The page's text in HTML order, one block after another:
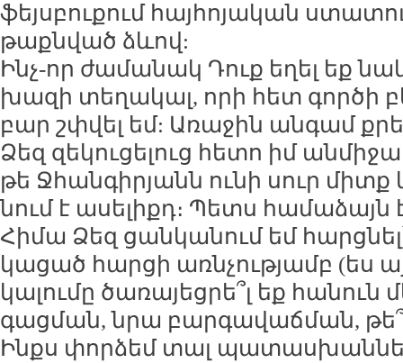
ֆեյս­բու­քում հայ­հո­յա­կան
թաքն­ված ձևով:
Ինչ-որ ժա­մա­նակ Դուք ե­ղել եք
խա­զի տե­ղա­կալ, ո­րի հետ գոր­ծի
բար շփ­վել եմ: Ա­ռա­ջին ան­գամ
Ձեզ զե­կու­ցե­լուց հե­տո իմ
թե Ջհան­գի­րյանն ու­նի սուր
նում է ա­սե­լիքդ։ Պետս հա­մա­ձայն
Հի­մա Ձեզ ցան­կա­նում եմ
կա­ցած հար­ցի առն­չու­թյամբ (ես
կա­լու­մը ծա­ռա­յեց­րե՞լ եք
գաց­ման, նրա բար­գա­վաճ­ման,
Ինքս փոր­ձեմ տալ